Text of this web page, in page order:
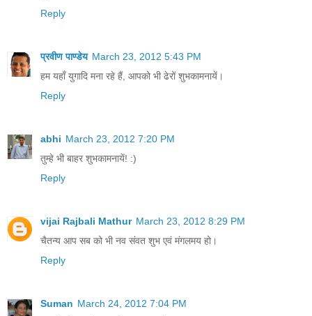
Reply
प्रवीण पाण्डेय March 23, 2012 5:43 PM
हम यहाँ युगादि मना रहे हैं, आपको भी ढेरों शुभकामनायें।
Reply
abhi March 23, 2012 7:20 PM
तुम्हे भी बाहर शुभकामनायें! :)
Reply
vijai Rajbali Mathur March 23, 2012 8:29 PM
चैतन्य आप सब को भी नव संवत शुभ एवं मंगलमय हो।
Reply
Suman March 24, 2012 7:04 PM